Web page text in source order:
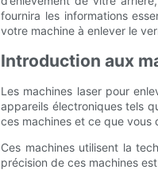
fournira les informations
votre machine à enlever le
Introduction aux
Les machines laser pour
appareils électroniques tels
ces machines et ce que vous
Ces machines utilisent la
précision de ces machines